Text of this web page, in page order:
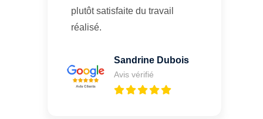
plutôt satisfaite du travail
réalisé.
Sandrine Dubois
Avis vérifié